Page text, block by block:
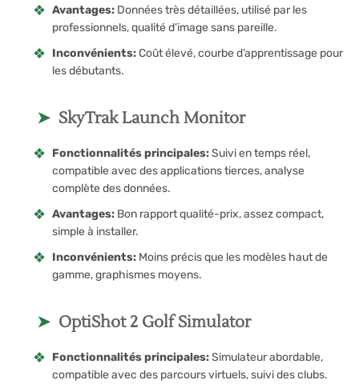
Avantages: Données très détaillées, utilisé par les
professionnels, qualité d’image sans pareille.
Inconvénients:Coût élevé, courbe d’apprentissage pour
les débutants.
SkyTrak Launch Monitor
Fonctionnalités principales:Suivi en temps réel,
compatible avec des applications tierces, analyse
complète des données.
Avantages: Bon rapport qualité-prix, assez compact,
simple à installer.
Inconvénients: Moins précis que les modèles haut de
gamme, graphismes moyens.
OptiShot 2 Golf Simulator
Fonctionnalités principales:Simulateur abordable,
compatible avec des parcours virtuels, suivi des clubs.